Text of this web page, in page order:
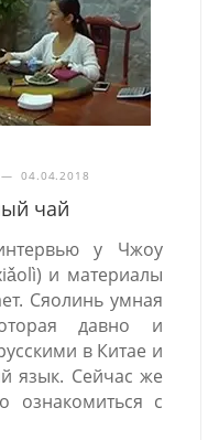
— 04.04.2018
чай
у Чжоу
и материалы
Сяолинь умная
давно и
в Китае и
язык. Сейчас же
с